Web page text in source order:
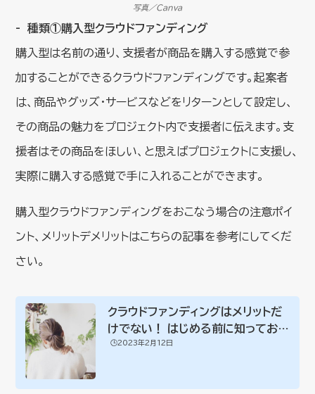
写真／Canva
種類①購入型クラウドファンディング
購入型は名前の通り、支援者が商品を購入する感覚で参
加することができるクラウドファンディングです。起案者
は、商品やグッズ・サービスなどをリターンとして設定し、
その商品の魅力をプロジェクト内で支援者に伝えます。支
援者はその商品をほしい、と思えばプロジェクトに支援し、
実際に購入する感覚で手に入れることができます。
購入型クラウドファンディングをおこなう場合の注意ポイ
ント、メリットデメリットはこちらの記事を参考にしてくだ
さい。
クラウドファンディングはメリットだ
けでない！ はじめる前に知っておき
たいクラフ...
🕒️2023年2月12日